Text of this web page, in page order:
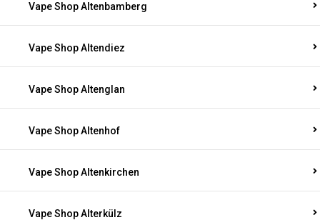
Vape Shop Altenbamberg
Vape Shop Altendiez
Vape Shop Altenglan
Vape Shop Altenhof
Vape Shop Altenkirchen
Vape Shop Alterkülz